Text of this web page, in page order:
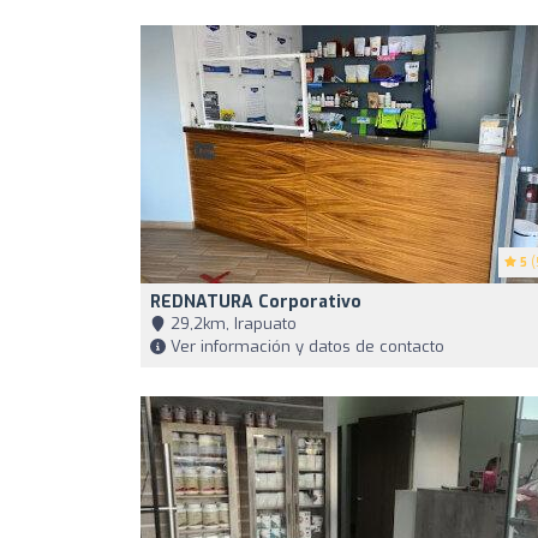
5
REDNATURA Corporativo
29,2km, Irapuato
Ver información y datos de contacto